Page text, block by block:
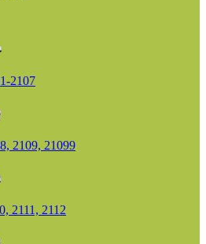
2107
2109, 21099
2111, 2112